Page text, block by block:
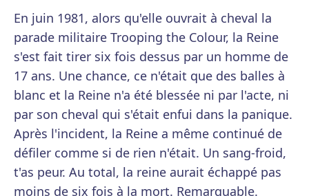
En juin 1981, alors qu'elle ouvrait à cheval la
parade militaire Trooping the Colour, la Reine
s'est fait tirer six fois dessus par un homme de
17 ans. Une chance, ce n'était que des balles à
blanc et la Reine n'a été blessée ni par l'acte, ni
par son cheval qui s'était enfui dans la panique.
Après l'incident, la Reine a même continué de
défiler comme si de rien n'était. Un sang-froid,
t'as peur. Au total, la reine aurait échappé pas
moins de six fois à la mort. Remarquable.